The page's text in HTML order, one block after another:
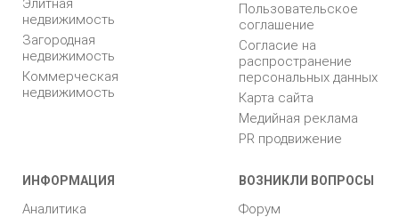
Элитная
недвижимость
Загородная
недвижимость
Коммерческая
недвижимость
Пользовательское
соглашение
Согласие на
распространение
персональных данных
Карта сайта
Медийная реклама
PR продвижение
ИНФОРМАЦИЯ
Аналитика
ВОЗНИКЛИ ВОПРОСЫ
Форум